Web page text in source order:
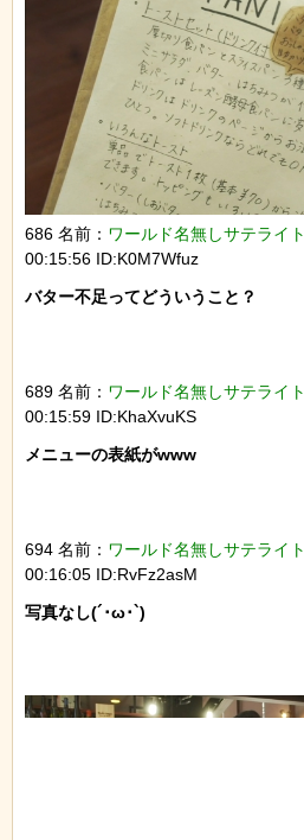
686 名前： ワールド名無しサテライト
00:15:56 ID:K0M7Wfuz
バター不足ってどういうこと？
689 名前： ワールド名無しサテライト
00:15:59 ID:KhaXvuKS
メニューの表紙がwww
694 名前： ワールド名無しサテライト
00:16:05 ID:RvFz2asM
写真なし(´･ω･`)